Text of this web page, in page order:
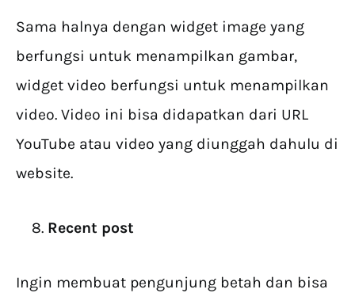
Sama halnya dengan widget image yang
berfungsi untuk menampilkan gambar,
widget video berfungsi untuk menampilkan
video. Video ini bisa didapatkan dari URL
YouTube atau video yang diunggah dahulu di
website.
Recent post
Ingin membuat pengunjung betah dan bisa